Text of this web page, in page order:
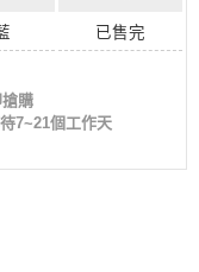
已售完
購
7~21個工作天